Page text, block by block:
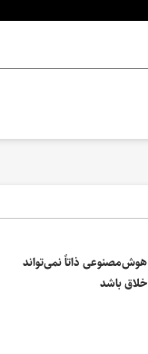
هوش‌مصنوعی ذاتاً نمی‌تواند
خلاق باشد